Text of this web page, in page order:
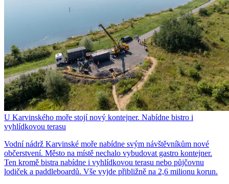
U Karvinského moře stojí nový kontejner. Nabídne bistro i
vyhlídkovou terasu
Vodní nádrž Karvinské moře nabídne svým návštěvníkům nové
občerstvení. Město na místě nechalo vybudovat gastro kontejner.
Ten kromě bistra nabídne i vyhlídkovou terasu nebo půjčovnu
lodiček a paddleboardů. Vše vyjde přibližně na 2,6 milionu korun.